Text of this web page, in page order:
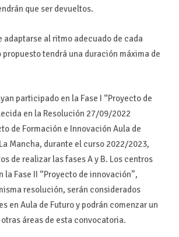
que ser devueltos.
adaptarse al ritmo adecuado de cada
tendrá una duración máxima de
participado en la Fase I “Proyecto de
en la Resolución 27/09/2022
de Formación e Innovación Aula de
Mancha, durante el curso 2022/2023,
de realizar las fases A y B. Los centros
la Fase II “Proyecto de innovación”,
resolución, serán considerados
en Aula de Futuro y podrán comenzar un
áreas de esta convocatoria.